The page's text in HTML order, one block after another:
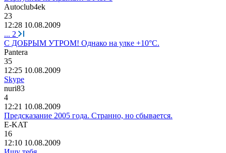
Autoclub4ek
23
12:28 10.08.2009
... 2
С ДОБРЫМ УТРОМ! Однако на улке +10°C.
Pаntеra
35
12:25 10.08.2009
Skype
nuri83
4
12:21 10.08.2009
Предсказание 2005 года. Странно, но сбывается.
E-KAT
16
12:10 10.08.2009